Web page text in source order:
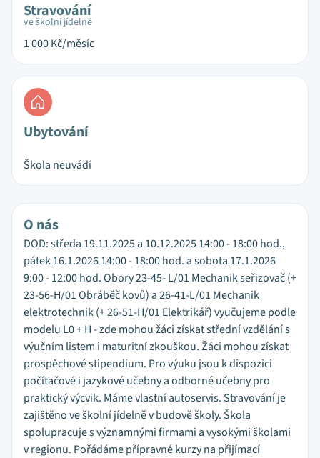
Stravování
ve školní jídelně
1 000Kč/měsíc
Ubytování
Škola neuvádí
O nás
DOD: středa 19.11.2025 a 10.12.2025 14:00 - 18:00 hod.,
pátek 16.1.2026 14:00 - 18:00 hod. a sobota 17.1.2026
9:00 - 12:00 hod. Obory 23-45- L/01 Mechanik seřizovač (+
23-56-H/01 Obráběč kovů) a 26-41-L/01 Mechanik
elektrotechnik (+ 26-51-H/01 Elektrikář) vyučujeme podle
modelu L0 + H - zde mohou žáci získat střední vzdělání s
výučním listem i maturitní zkouškou. Žáci mohou získat
prospěchové stipendium. Pro výuku jsou k dispozici
počítačové i jazykové učebny a odborné učebny pro
praktický výcvik. Máme vlastní autoservis. Stravování je
zajištěno ve školní jídelně v budově školy. Škola
spolupracuje s významnými firmami a vysokými školami
v regionu. Pořádáme přípravné kurzy na přijímací